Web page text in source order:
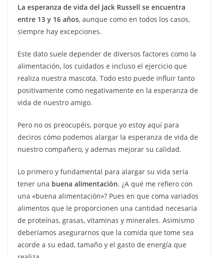
La esperanza de vida del Jack Russell se encuentra
entre 13 y 16 años, aunque como en todos los casos,
siempre hay excepciones.
Este dato suele depender de diversos factores como la
alimentación, los cuidados e incluso el ejercicio que
realiza nuestra mascota. Todo esto puede influir tanto
positivamente como negativamente en la esperanza de
vida de nuestro amigo.
Pero no os preocupéis, porque yo estoy aquí para
deciros cómo podemos alargar la esperanza de vida de
nuestro compañero, y ademas mejorar su calidad.
Lo primero y fundamental para alargar su vida sería
tener una buena alimentación. ¿A qué me refiero con
una «buena alimentación»? Pues en que coma variados
alimentos que le proporcionen una cantidad necesaria
de proteínas, grasas, vitaminas y minerales. Asimismo
deberíamos asegurarnos que la comida que tome sea
acorde a su edad, tamaño y el gasto de energía que